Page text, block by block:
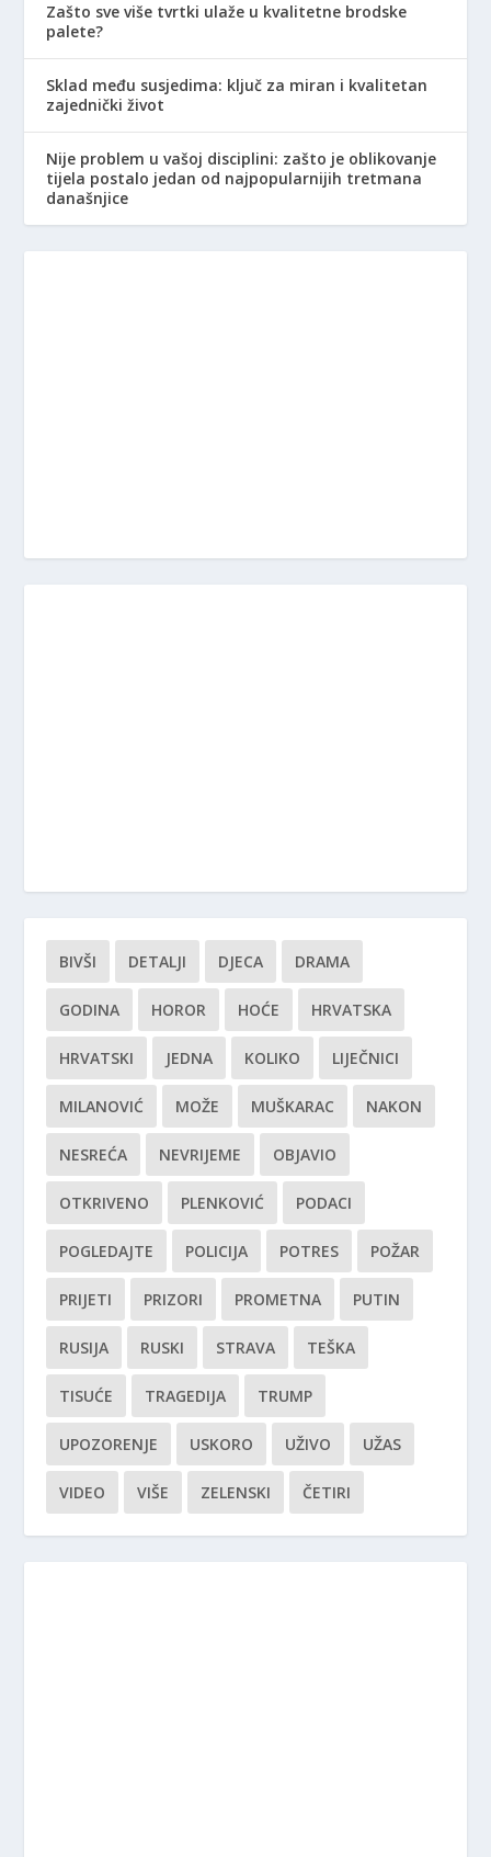
Zašto sve više tvrtki ulaže u kvalitetne brodske
palete?
Sklad među susjedima: ključ za miran i kvalitetan
zajednički život
Nije problem u vašoj disciplini: zašto je oblikovanje
tijela postalo jedan od najpopularnijih tretmana
današnjice
BIVŠI DETALJI DJECA DRAMA
GODINA HOROR HOĆE HRVATSKA
HRVATSKI JEDNA KOLIKO LIJEČNICI
MILANOVIĆ MOŽE MUŠKARAC NAKON
NESREĆA NEVRIJEME OBJAVIO
OTKRIVENO PLENKOVIĆ PODACI
POGLEDAJTE POLICIJA POTRES POŽAR
PRIJETI PRIZORI PROMETNA PUTIN
RUSIJA RUSKI STRAVA TEŠKA
TISUĆE TRAGEDIJA TRUMP
UPOZORENJE USKORO UŽIVO UŽAS
VIDEO VIŠE ZELENSKI ČETIRI